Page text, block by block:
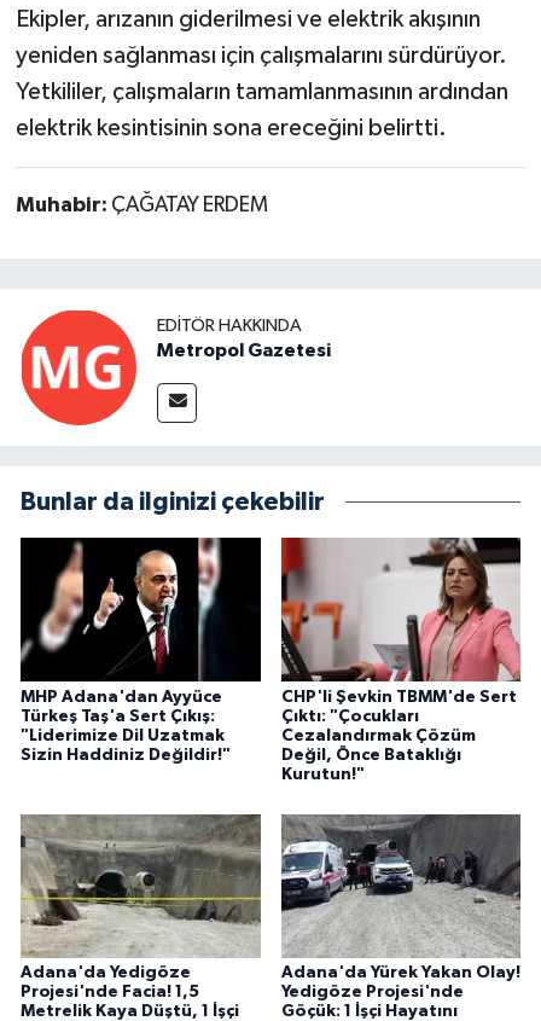
Ekipler, arızanın giderilmesi ve elektrik akışının
yeniden sağlanması için çalışmalarını sürdürüyor.
Yetkililer, çalışmaların tamamlanmasının ardından
elektrik kesintisinin sona ereceğini belirtti.
Muhabir: ÇAĞATAY ERDEM
EDITÖR HAKKINDA
Metropol Gazetesi
Bunlar da ilginizi çekebilir
MHP Adana'dan Ayyüce
Türkeş Taş'a Sert Çıkış:
"Liderimize Dil Uzatmak
Sizin Haddiniz Değildir!"
CHP'li Şevkin TBMM'de Sert
Çıktı: "Çocukları
Cezalandırmak Çözüm
Değil, Önce Bataklığı
Kurutun!"
Adana'da Yedigöze
Projesi'nde Facia! 1,5
Metrelik Kaya Düştü, 1 İşçi
Adana'da Yürek Yakan Olay!
Yedigöze Projesi'nde
Göçük: 1 İşçi Hayatını